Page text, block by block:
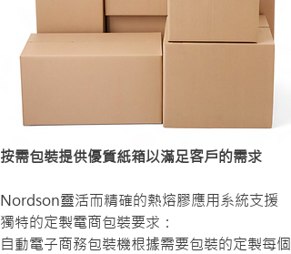
按需包裝提供優質紙箱以滿足客戶的需求
Nordson靈活而精確的熱熔膠應用系統支援
獨特的定製電商包裝要求：
自動電子商務包裝機根據需要包裝的定製每個